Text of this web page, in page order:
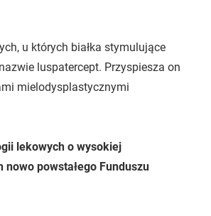
u których białka stymulujące
luspatercept. Przyspiesza on
mielodysplastycznymi
lekowych o wysokiej
powstałego Funduszu